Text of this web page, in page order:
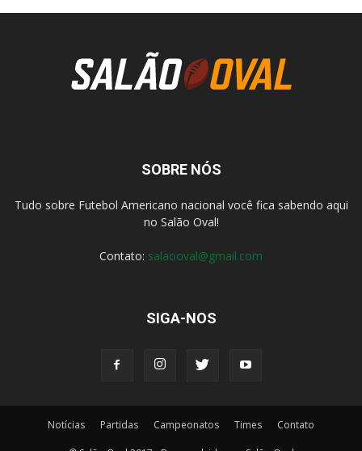
SOBRE NÓS
Tudo sobre Futebol Americano nacional você fica sabendo aqui
no Salão Oval!
Contato: salaooval@gmail.com
SIGA-NOS
Notícias Partidas Campeonatos Times Contato